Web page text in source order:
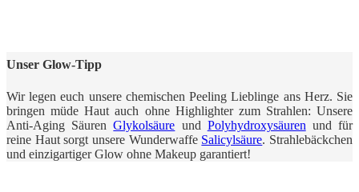
Unser Glow-Tipp
Wir legen euch unsere chemischen Peeling Lieblinge ans Herz. Sie
bringen müde Haut auch ohne Highlighter zum Strahlen: Unsere
Anti-Aging SäurenGlykolsäure und Polyhydroxysäuren und für
reine Haut sorgt unsere Wunderwaffe Salicylsäure. Strahlebäckchen
und einzigartiger Glow ohne Makeup garantiert!